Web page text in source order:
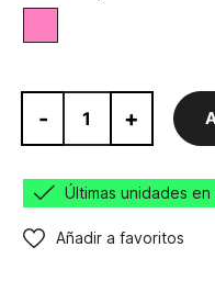
- +
Últimas unidades
Añadir a favoritos